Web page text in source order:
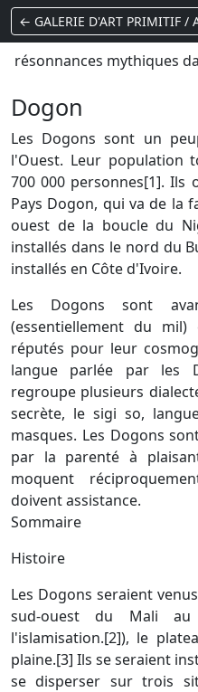
← GALERIE D'ART PRIMITIF /
résonnances mythiques
Dogon
Les Dogons sont un
l'Ouest. Leur population
700 000 personnes[1]. Ils
Pays Dogon, qui va de la
ouest de la boucle du
installés dans le nord du
installés en Côte d'Ivoire.
Les Dogons sont
(essentiellement du
réputés pour leur
langue parlée par les
regroupe plusieurs
secrète, le sigi so,
masques. Les Dogons
par la parenté à
moquent
doivent assistance.
Sommaire
Histoire
Les Dogons seraient
sud-ouest du Mali
l'islamisation.[2]), le
plaine.[3] Ils se seraient
se disperser sur trois